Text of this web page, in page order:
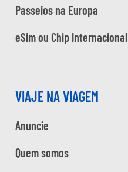
Passeios na Europa
eSim ou Chip Internacional
VIAJE NA VIAGEM
Anuncie
Quem somos